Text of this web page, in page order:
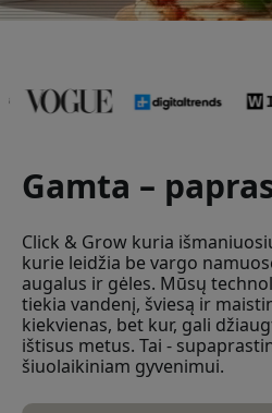
Gamta –
Click & Grow kuria
kurie leidžia be vargo
augalus ir gėles. Mūsų
tiekia vandenį, šviesą ir
kiekvienas, bet kur, gali
ištisus metus. Tai -
šiuolaikiniam gyvenimui.
naujas prekes ir gautumėte
Mes jums niekada nesiųsime
edukacines serijas ir specialius
Ne, aš verčiau